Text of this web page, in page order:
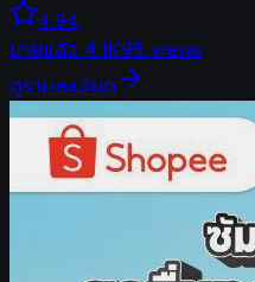
4.94
ขายแล้ว4.1K95views
ดูรายละเอียด